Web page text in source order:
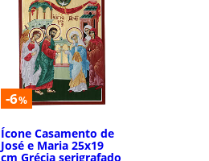
-6%
Ícone Casamento de
José e Maria 25x19
cm Grécia serigrafado